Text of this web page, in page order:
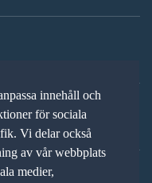
innehåll och
för sociala
Vi delar också
av vår webbplats
medier,